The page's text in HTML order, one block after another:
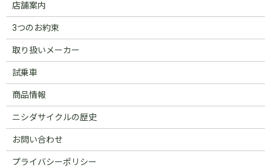
店舗案内
3つのお約束
取り扱いメーカー
試乗車
商品情報
ニシダサイクルの歴史
お問い合わせ
プライバシーポリシー